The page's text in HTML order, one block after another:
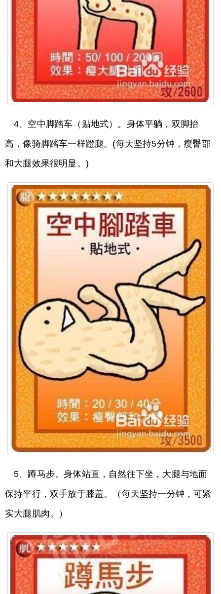
4、空中脚踏车（贴地式）。身体平躺，双脚抬
高，像骑脚踏车一样蹬腿。(每天坚持5分钟，瘦臀部
和大腿效果很明显。)
5、蹲马步。身体站直，自然往下坐，大腿与地面
保持平行，双手放于膝盖。（每天坚持一分钟，可紧
实大腿肌肉。）